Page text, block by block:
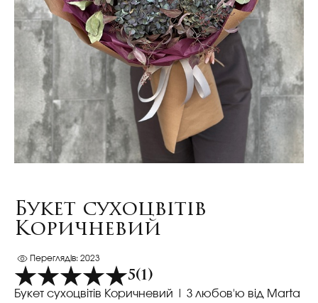
Букет сухоцвітів
Коричневий
Переглядів: 2023
5(1)
Букет сухоцвітів Коричневий | З любов'ю від Marta